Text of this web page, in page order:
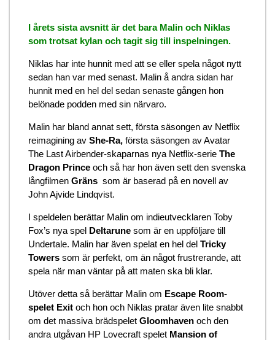
I årets sista avsnitt är det bara Malin och Niklas
som trotsat kylan och tagit sig till inspelningen.
Niklas har inte hunnit med att se eller spela något nytt
sedan han var med senast. Malin å andra sidan har
hunnit med en hel del sedan senaste gången hon
belönade podden med sin närvaro.
Malin har bland annat sett, första säsongen av Netflix
reimagining av She-Ra, första säsongen av Avatar
The Last Airbender-skaparnas nya Netflix-serie The
Dragon Prince och så har hon även sett den svenska
långfilmen Gräns som är baserad på en novell av
John Ajvide Lindqvist.
I speldelen berättar Malin om indieutvecklaren Toby
Fox’s nya spel Deltarune som är en uppföljare till
Undertale. Malin har även spelat en hel del Tricky
Towers som är perfekt, om än något frustrerande, att
spela när man väntar på att maten ska bli klar.
Utöver detta så berättar Malin om Escape Room-
spelet Exit och hon och Niklas pratar även lite snabbt
om det massiva brädspelet Gloomhaven och den
andra utgåvan HP Lovecraft spelet Mansion of